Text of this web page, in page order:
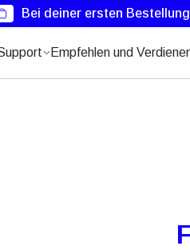
Bei deiner ersten
Empfehlen und